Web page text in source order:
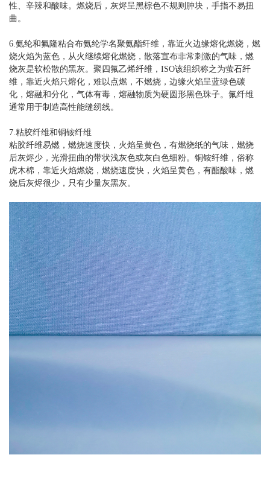
性、辛辣和酸味。燃烧后，灰烬呈黑棕色不规则肿块，手指不易扭
曲。
6.氨纶和氟隆粘合布氨纶学名聚氨酯纤维，靠近火边缘熔化燃烧，燃
烧火焰为蓝色，从火继续熔化燃烧，散落宣布非常刺激的气味，燃
烧灰是软松散的黑灰。聚四氟乙烯纤维，ISO该组织称之为萤石纤
维，靠近火焰只熔化，难以点燃，不燃烧，边缘火焰呈蓝绿色碳
化，熔融和分化，气体有毒，熔融物质为硬圆形黑色珠子。氟纤维
通常用于制造高性能缝纫线。
7.粘胶纤维和铜铵纤维
粘胶纤维易燃，燃烧速度快，火焰呈黄色，有燃烧纸的气味，燃烧
后灰烬少，光滑扭曲的带状浅灰色或灰白色细粉。铜铵纤维，俗称
虎木棉，靠近火焰燃烧，燃烧速度快，火焰呈黄色，有酯酸味，燃
烧后灰烬很少，只有少量灰黑灰。